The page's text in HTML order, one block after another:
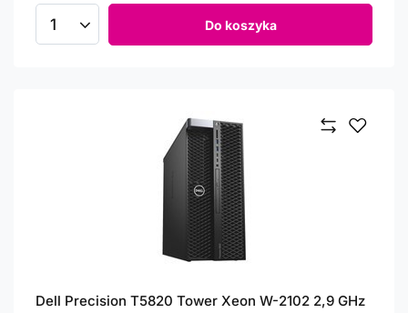
Ilość produktów Do koszyka
Dell Precision T5820 Tower Xeon W-2102 2,9 GHz